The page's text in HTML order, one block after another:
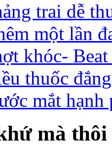
trai dễ
một lần
khóc-
thuốc
mắt
mà thôi